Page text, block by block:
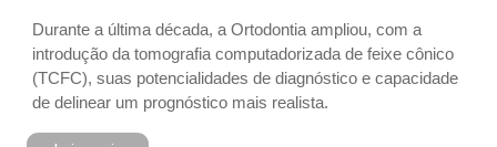
Durante a última década, a Ortodontia ampliou, com a
introdução da tomografia computadorizada de feixe cônico
(TCFC), suas potencialidades de diagnóstico e capacidade
de delinear um prognóstico mais realista.